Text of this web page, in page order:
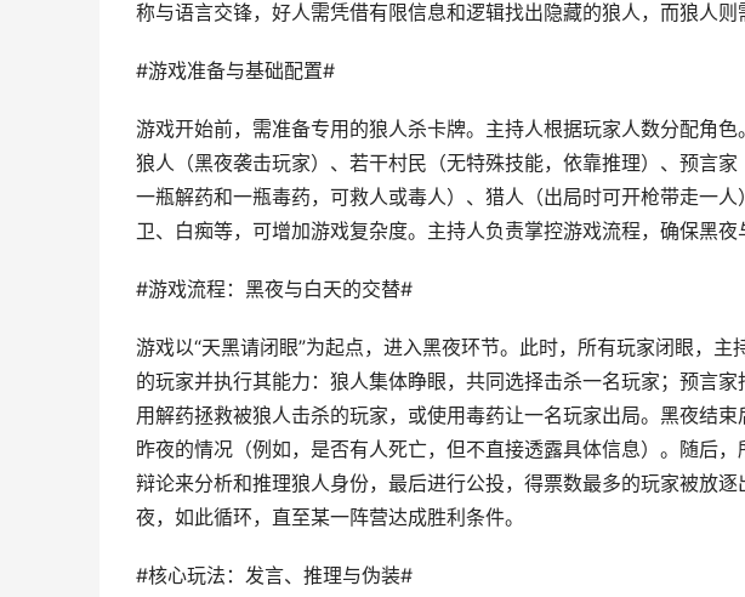
称与语言交锋，好人需凭借有限信息和逻辑找出隐藏的狼人，而狼人则
#游戏准备与基础配置#
游戏开始前，需准备专用的狼人杀卡牌。主持人根据玩家人数分配角
狼人（黑夜袭击玩家）、若干村民（无特殊技能，依靠推理）、预言
一瓶解药和一瓶毒药，可救人或毒人）、猎人（出局时可开枪带走一
卫、白痴等，可增加游戏复杂度。主持人负责掌控游戏流程，确保黑夜
#游戏流程：黑夜与白天的交替#
游戏以“天黑请闭眼”为起点，进入黑夜环节。此时，所有玩家闭眼，
的玩家并执行其能力：狼人集体睁眼，共同选择击杀一名玩家；预言
用解药拯救被狼人击杀的玩家，或使用毒药让一名玩家出局。黑夜结
昨夜的情况（例如，是否有人死亡，但不直接透露具体信息）。随后，
辩论来分析和推理狼人身份，最后进行公投，得票数最多的玩家被放
夜，如此循环，直至某一阵营达成胜利条件。
#核心玩法：发言、推理与伪装#